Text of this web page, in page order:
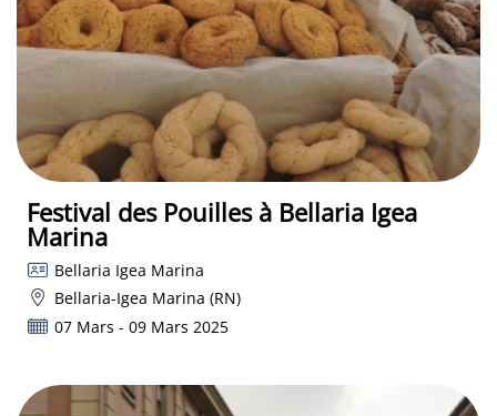
Festival des Pouilles à Bellaria Igea
Marina
Bellaria Igea Marina
Bellaria-Igea Marina (RN)
07 Mars - 09 Mars 2025